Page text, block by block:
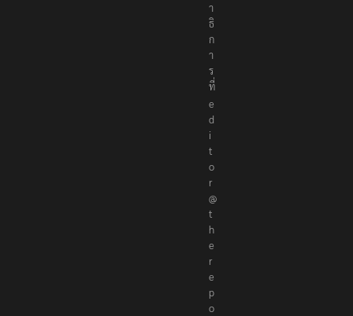
า
ธิ
ก
า
ร
ที่
e
d
i
t
o
r
@
t
h
e
r
e
p
o